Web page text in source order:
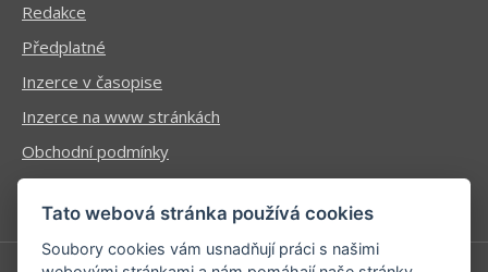
Redakce
Předplatné
Inzerce v časopise
Inzerce na www stránkách
Obchodní podmínky
Ochrana osobních údajů
Tato webová stránka používá cookies
Soubory cookies vám usnadňují práci s našimi